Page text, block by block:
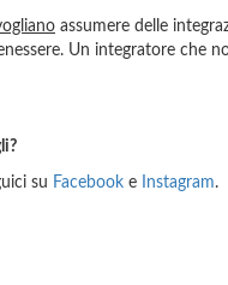
assumere delle
Un integratore che
su Facebook e Instagram.